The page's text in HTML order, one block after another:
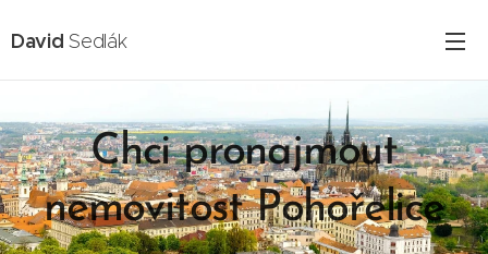
DavidSedlák
Chci pronajmout
nemovitost Pohořelice